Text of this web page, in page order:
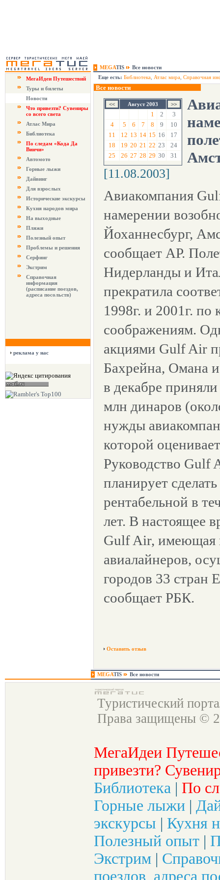
MEGATIS
Все новости
МегаИдеи Путешествий
Туры и билеты
Новости
Что привезти? Сувениры
со всего света
Атлас Мира
Библиотека
По следам «Кода Да
Винчи»
Автомото
Горные лыжи
Дайвинг
Для взрослых
Исторические экскурсы
Кухня народов мира
На выходные
Пляжи
Полезный опыт
Проблемы и решения
Серфинг
Экстрим
Справочная
информация
(расписание поездов,
адреса посольств)
реклама у нас
Еще есть: Библиотека Атлас мира Справочная
Все новости
Август 2003
1 2
3
4
5 6 7 8 9
10
11
12 13 14 15 16
17
18
19 20 21 22 23
24
25
26 27 28 29 30 31
[11.08.2003]
Авиакомпания
намерении
Йоханнесбург,
сообщает АР.
Нидерланды и
прекратила
1998г. и 2001г. по
соображениям.
акциями Gulf Air
Бахрейна, Омана
в декабре
млн динаров
нужды
которой
Руководство Gulf
планирует
рентабельной в
лет. В настоящее
Gulf Air, имеющая
авиалайнеров,
городов 33 стран
сообщает РБК.
Оставить отзыв
MEGATIS Все новости
Туристический
Права защищены ©
МегаИдеи
привезти?
Библиотека | По
Горные лыжи |
экскурсы | Кухня
Полезный опыт |
Экстрим |
поездов, адреса